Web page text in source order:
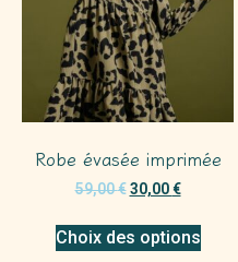
Robe évasée imprimée
59,00€ 30,00€
Choix des options